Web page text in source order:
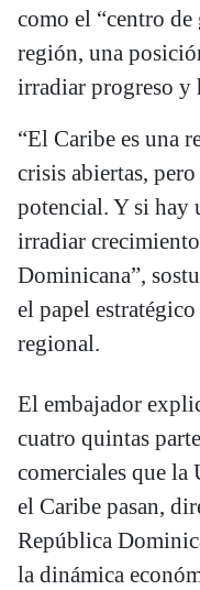
como el “centro
región, una
irradiar progreso y
“El Caribe es una
crisis abiertas,
potencial. Y si hay
irradiar
Dominicana”,
el papel
regional.
El embajador
cuatro quintas
comerciales que la
el Caribe pasan,
República
la dinámica